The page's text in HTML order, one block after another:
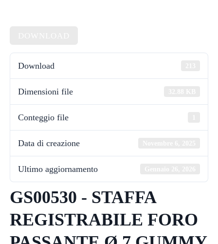
Download
Dimensioni file
Conteggio file
Data di creazione
Ultimo aggiornamento
GS00530 - STAFFA
REGISTRABILE FORO